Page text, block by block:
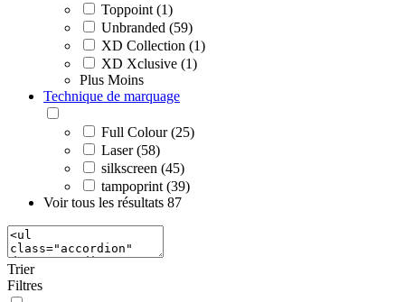
Toppoint (1)
Unbranded (59)
XD Collection (1)
XD Xclusive (1)
Plus Moins
Technique de marquage
Full Colour (25)
Laser (58)
silkscreen (45)
tampoprint (39)
Voir tous les résultats 87
Trier
Filtres